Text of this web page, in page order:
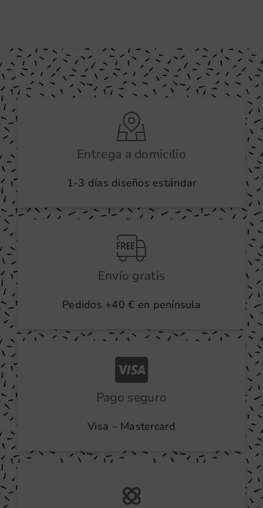
Entrega a domicilio
1-3 días diseños estándar
Envío gratis
Pedidos +40 € en península
Pago seguro
Visa – Mastercard